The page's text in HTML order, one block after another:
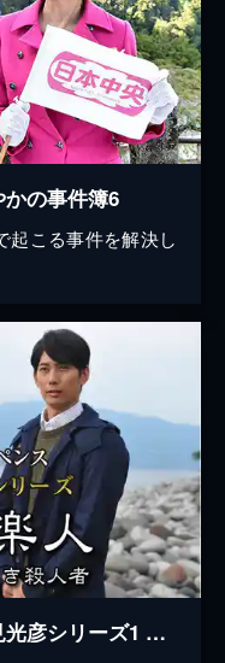
の事件簿6
起こる事件を解決し
内田康夫サスペンス 新・浅見光彦シリーズ1 漂泊の楽人 越後〜沼津・哀しき殺人者